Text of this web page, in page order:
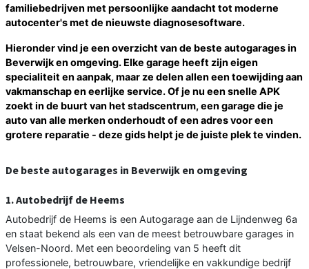
familiebedrijven met persoonlijke aandacht tot moderne
autocenter's met de nieuwste diagnosesoftware.
Hieronder vind je een overzicht van de beste autogarages in
Beverwijk en omgeving. Elke garage heeft zijn eigen
specialiteit en aanpak, maar ze delen allen een toewijding aan
vakmanschap en eerlijke service. Of je nu een snelle APK
zoekt in de buurt van het stadscentrum, een garage die je
auto van alle merken onderhoudt of een adres voor een
grotere reparatie - deze gids helpt je de juiste plek te vinden.
De beste autogarages in Beverwijk en omgeving
1. Autobedrijf de Heems
Autobedrijf de Heems is een Autogarage aan de Lijndenweg 6a
en staat bekend als een van de meest betrouwbare garages in
Velsen-Noord. Met een beoordeling van 5 heeft dit
professionele, betrouwbare, vriendelijke en vakkundige bedrijf